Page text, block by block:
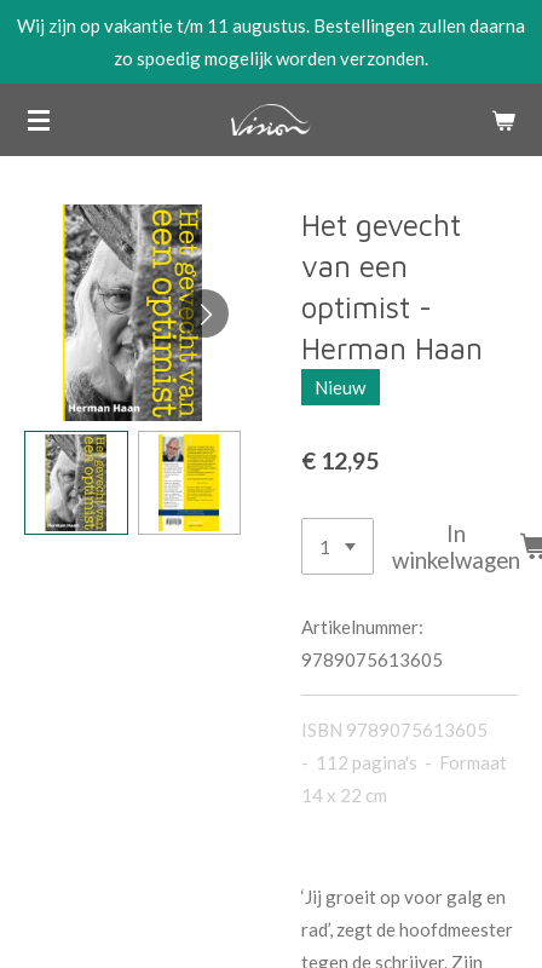
Ga
de
hoofdinhoud
Wij zijn op vakantie t/m 11 augustus. Bestellingen zullen daarna
zo spoedig mogelijk worden verzonden.
Het gevecht
van een
optimist -
Herman Haan
Nieuw
€ 12,95
In
winkelwagen
Artikelnummer:
9789075613605
ISBN 9789075613605
- 112 pagina's - Formaat
14 x 22 cm
‘Jij groeit op voor galg en
rad’, zegt de hoofdmeester
tegen de schrijver. Zijn